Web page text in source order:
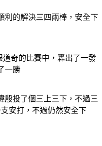
利的解決三四兩棒，安全下
道奇的比賽中，轟出了一發
一勝
殷投了個三上三下，不過三
安打，不過仍然安全下